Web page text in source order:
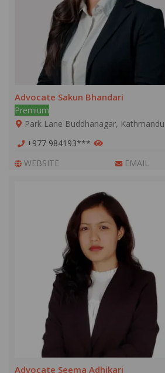
Advocate Sakun Bhandari
Premium
Park Lane Buddhanagar, Kathmandu
+977 984193***
WEBSITE
EMAIL
Advocate Seema Adhikari